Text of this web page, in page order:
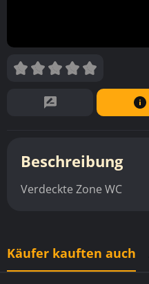
Beschreibung
Verdeckte Zone WC
Käufer kauften auch